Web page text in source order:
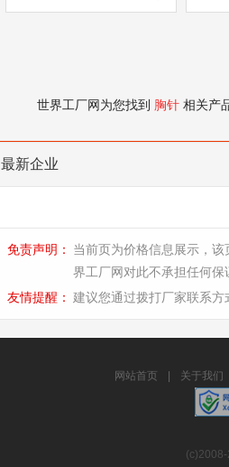
世界工厂网为您找到 胸针 相关产
最新企业
免责声明：
当前页为价格信息展示，
界工厂网对此不承担任何保
友情提醒： 建议您通过拨打厂家联系
网站首页 关于我们